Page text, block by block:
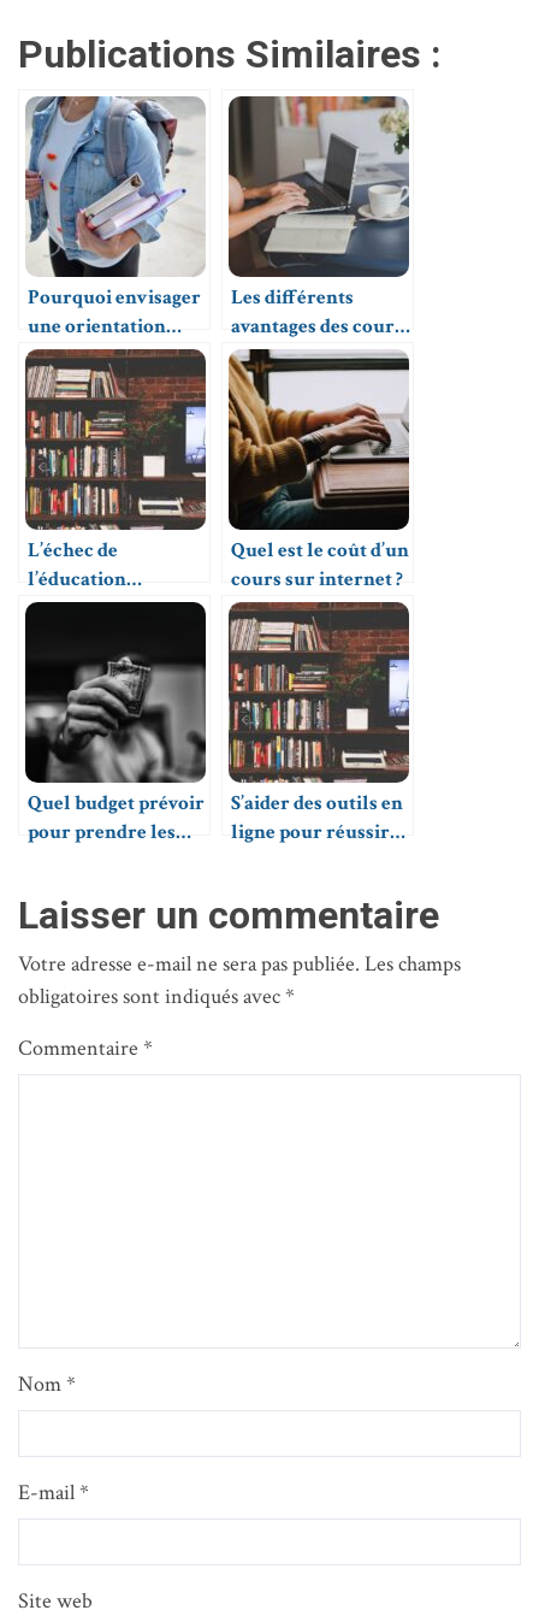
Publications Similaires :
Pourquoi envisager
une orientation
littéraire au bac ?
Les différents
avantages des cours
particuliers à
domicile
L’échec de
l’éducation
nationale :
réalité !
Quel est le coût d’un
cours sur internet ?
Quel budget prévoir
pour prendre les
S’aider des outils en
ligne pour réussir
Laisser un commentaire
Votre adresse e-mail ne sera pas publiée. Les champs
obligatoires sont indiqués avec*
Commentaire *
Nom*
E-mail*
Site web